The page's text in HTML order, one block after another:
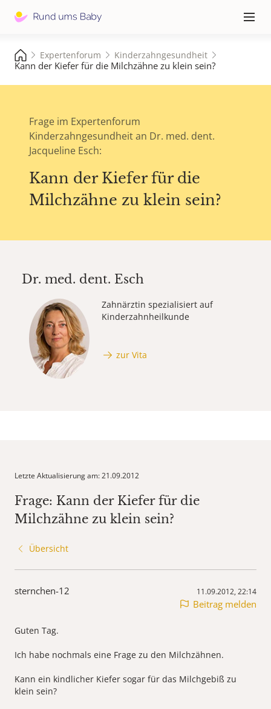
≡
Expertenforum Kinderzahngesundheit
Kann der Kiefer für die Milchzähne zu klein sein?
Frage im Expertenforum
Kinderzahngesundheit an Dr. med. dent.
Jacqueline Esch:
Kann der Kiefer für die
Milchzähne zu klein sein?
Dr. med. dent. Esch
Zahnärztin spezialisiert auf
Kinderzahnheilkunde
zur Vita
Letzte Aktualisierung am: 21.09.2012
Frage: Kann der Kiefer für die
Milchzähne zu klein sein?
Übersicht
sternchen-12 11.09.2012, 22:14
Beitrag melden
Guten Tag.
Ich habe nochmals eine Frage zu den Milchzähnen.
Kann ein kindlicher Kiefer sogar für das Milchgebiß zu
klein sein?